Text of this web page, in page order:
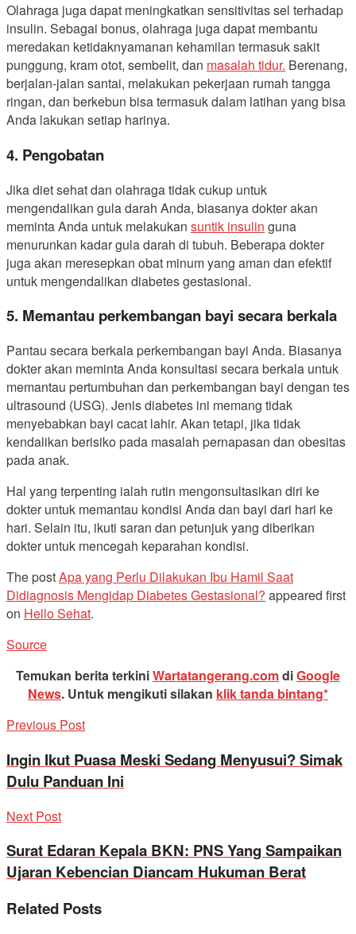
Olahraga juga dapat meningkatkan sensitivitas sel terhadap
insulin. Sebagai bonus, olahraga juga dapat membantu
meredakan ketidaknyamanan kehamilan termasuk sakit
punggung, kram otot, sembelit, dan masalah tidur. Berenang,
berjalan-jalan santai, melakukan pekerjaan rumah tangga
ringan, dan berkebun bisa termasuk dalam latihan yang bisa
Anda lakukan setiap harinya.
4. Pengobatan
Jika diet sehat dan olahraga tidak cukup untuk
mengendalikan gula darah Anda, biasanya dokter akan
meminta Anda untuk melakukan suntik insulin guna
menurunkan kadar gula darah di tubuh. Beberapa dokter
juga akan meresepkan obat minum yang aman dan efektif
untuk mengendalikan diabetes gestasional.
5. Memantau perkembangan bayi secara berkala
Pantau secara berkala perkembangan bayi Anda. Biasanya
dokter akan meminta Anda konsultasi secara berkala untuk
memantau pertumbuhan dan perkembangan bayi dengan tes
ultrasound (USG). Jenis diabetes ini memang tidak
menyebabkan bayi cacat lahir. Akan tetapi, jika tidak
kendalikan berisiko pada masalah pernapasan dan obesitas
pada anak.
Hal yang terpenting ialah rutin mengonsultasikan diri ke
dokter untuk memantau kondisi Anda dan bayi dari hari ke
hari. Selain itu, ikuti saran dan petunjuk yang diberikan
dokter untuk mencegah keparahan kondisi.
The postApa yang Perlu Dilakukan Ibu Hamil Saat
Didiagnosis Mengidap Diabetes Gestasional? appeared first
on Hello Sehat.
Source
Temukan berita terkiniWartatangerang.comdiGoogle
News. Untuk mengikuti silakan klik tanda bintang*
Previous Post
Ingin Ikut Puasa Meski Sedang Menyusui? Simak
Dulu Panduan Ini
Next Post
Surat Edaran Kepala BKN: PNS Yang Sampaikan
Ujaran Kebencian Diancam Hukuman Berat
Related Posts